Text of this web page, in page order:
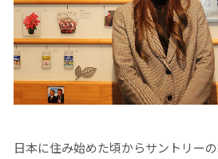
日本に住み始めた頃からサントリー